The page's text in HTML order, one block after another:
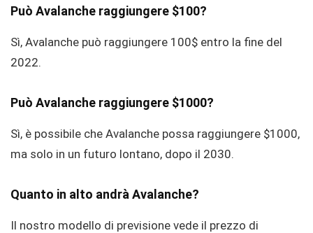
Può Avalanche raggiungere $100?
Sì, Avalanche può raggiungere 100$ entro la fine del
2022.
Può Avalanche raggiungere $1000?
Sì, è possibile che Avalanche possa raggiungere $1000,
ma solo in un futuro lontano, dopo il 2030.
Quanto in alto andrà Avalanche?
Il nostro modello di previsione vede il prezzo di